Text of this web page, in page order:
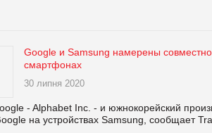
Google и Samsung намерены совместно
смартфонах
30 липня 2020
- Alphabet Inc. - и южнокорейский
на устройствах Samsung, сообщает